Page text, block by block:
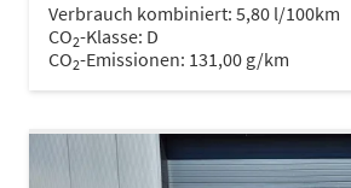
Verbrauch kombiniert: 5,80 l/100km
CO2-Klasse: D
CO2-Emissionen: 131,00 g/km